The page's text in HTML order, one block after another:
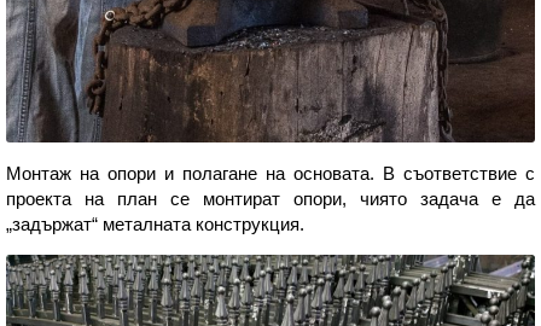
Монтаж на опори и полагане на основата. В съответствие с
проекта на план се монтират опори, чиято задача е да
„задържат“ металната конструкция.